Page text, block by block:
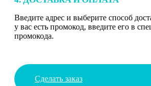
Введите адрес и выберите способ
у вас есть промокод, введите его в
промокода.
Сделать заказ